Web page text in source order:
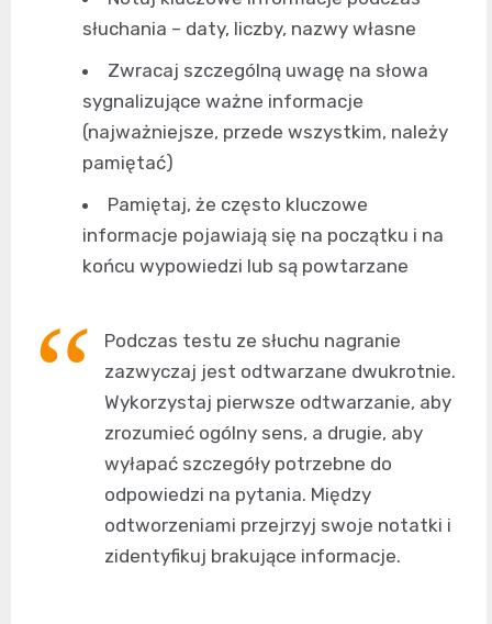
słuchania – daty, liczby, nazwy własne
Zwracaj szczególną uwagę na słowa
sygnalizujące ważne informacje
(najważniejsze, przede wszystkim, należy
pamiętać)
Pamiętaj, że często kluczowe
informacje pojawiają się na początku i na
końcu wypowiedzi lub są powtarzane
Podczas testu ze słuchu nagranie
zazwyczaj jest odtwarzane dwukrotnie.
Wykorzystaj pierwsze odtwarzanie, aby
zrozumieć ogólny sens, a drugie, aby
wyłapać szczegóły potrzebne do
odpowiedzi na pytania. Między
odtworzeniami przejrzyj swoje notatki i
zidentyfikuj brakujące informacje.